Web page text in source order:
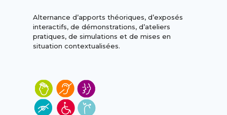
Alternance d’apports théoriques, d’exposés
interactifs, de démonstrations, d’ateliers
pratiques, de simulations et de mises en
situation contextualisées.